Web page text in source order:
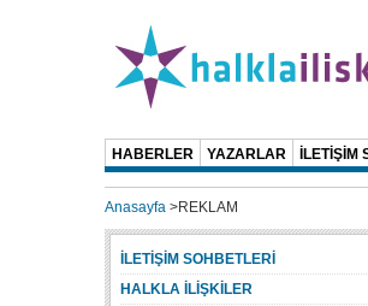
HABERLER YAZARLAR İLETİŞİM
Anasayfa >REKLAM
İLETİŞİM SOHBETLERİ
HALKLA İLİŞKİLER